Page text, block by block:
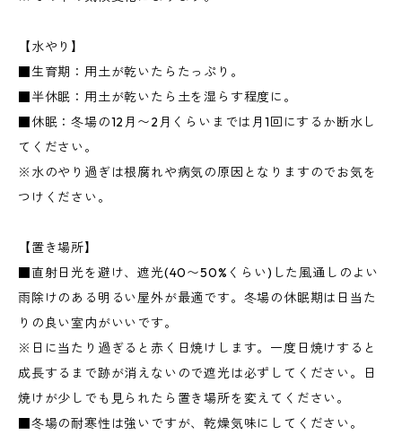
【水やり】
■生育期：用土が乾いたらたっぷり。
■半休眠：用土が乾いたら土を湿らす程度に。
■休眠：冬場の12月〜2月くらいまでは月1回にするか断水し
てください。
※水のやり過ぎは根腐れや病気の原因となりますのでお気を
つけください。
【置き場所】
■直射日光を避け、遮光(40〜50%くらい)した風通しのよい
雨除けのある明るい屋外が最適です。冬場の休眠期は日当た
りの良い室内がいいです。
※日に当たり過ぎると赤く日焼けします。一度日焼けすると
成長するまで跡が消えないので遮光は必ずしてください。日
焼けが少しでも見られたら置き場所を変えてください。
■冬場の耐寒性は強いですが、乾燥気味にしてください。